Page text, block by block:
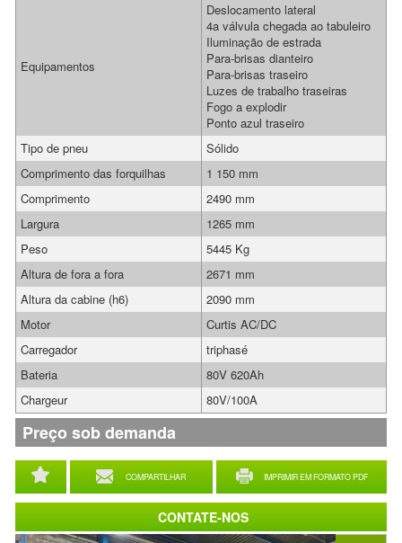
COMPARTILHAR IMPRIMIR EM FORMATO PDF
Equipamentos
Deslocamento lateral
4a válvula chegada ao tabuleiro
Iluminação de estrada
Para-brisas dianteiro
Para-brisas traseiro
Luzes de trabalho traseiras
Fogo a explodir
Ponto azul traseiro
Tipo de pneu
Sólido
Comprimento das forquilhas
1 150 mm
Comprimento
2490 mm
Largura
1265 mm
Peso
5445 Kg
Altura de fora a fora
2671 mm
Altura da cabine (h6)
2090 mm
Motor
Curtis AC/DC
Carregador
triphasé
Bateria
80V 620Ah
Chargeur
80V/100A
Preço sob demanda
CONTATE-NOS